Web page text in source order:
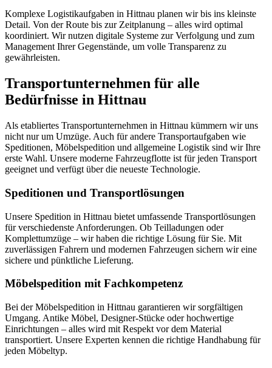
Komplexe Logistikaufgaben in Hittnau planen wir bis ins kleinste
Detail. Von der Route bis zur Zeitplanung – alles wird optimal
koordiniert. Wir nutzen digitale Systeme zur Verfolgung und zum
Management Ihrer Gegenstände, um volle Transparenz zu
gewährleisten.
Transportunternehmen für alle
Bedürfnisse in Hittnau
Als etabliertes Transportunternehmen in Hittnau kümmern wir uns
nicht nur um Umzüge. Auch für andere Transportaufgaben wie
Speditionen, Möbelspedition und allgemeine Logistik sind wir Ihre
erste Wahl. Unsere moderne Fahrzeugflotte ist für jeden Transport
geeignet und verfügt über die neueste Technologie.
Speditionen und Transportlösungen
Unsere Spedition in Hittnau bietet umfassende Transportlösungen
für verschiedenste Anforderungen. Ob Teilladungen oder
Komplettumzüge – wir haben die richtige Lösung für Sie. Mit
zuverlässigen Fahrern und modernen Fahrzeugen sichern wir eine
sichere und pünktliche Lieferung.
Möbelspedition mit Fachkompetenz
Bei der Möbelspedition in Hittnau garantieren wir sorgfältigen
Umgang. Antike Möbel, Designer-Stücke oder hochwertige
Einrichtungen – alles wird mit Respekt vor dem Material
transportiert. Unsere Experten kennen die richtige Handhabung für
jeden Möbeltyp.